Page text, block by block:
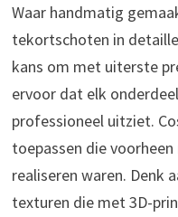
Waar handmatig
tekortschoten in
kans om met uiterste
ervoor dat elk
professioneel uitziet.
toepassen die
realiseren waren. Denk
texturen die met 3D-